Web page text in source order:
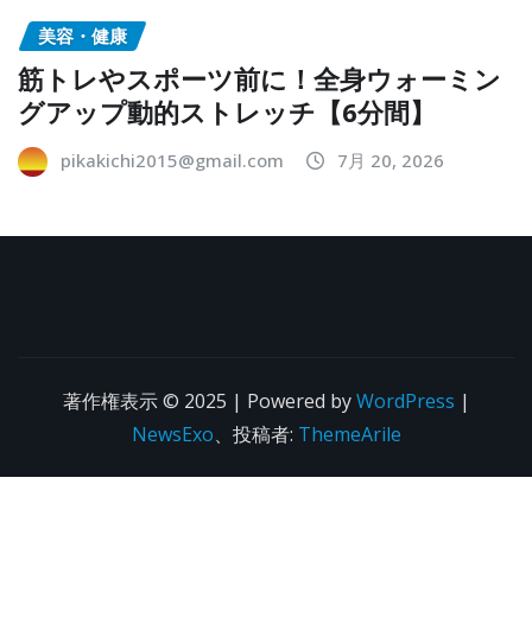
美容・健康
筋トレやスポーツ前に！全身ウォーミン
グアップ動的ストレッチ【6分間】
pikakichi2015@gmail.com 7月 20, 2026
著作権表示 © 2025 | Powered byWordPress |
NewsExo、投稿者: ThemeArile